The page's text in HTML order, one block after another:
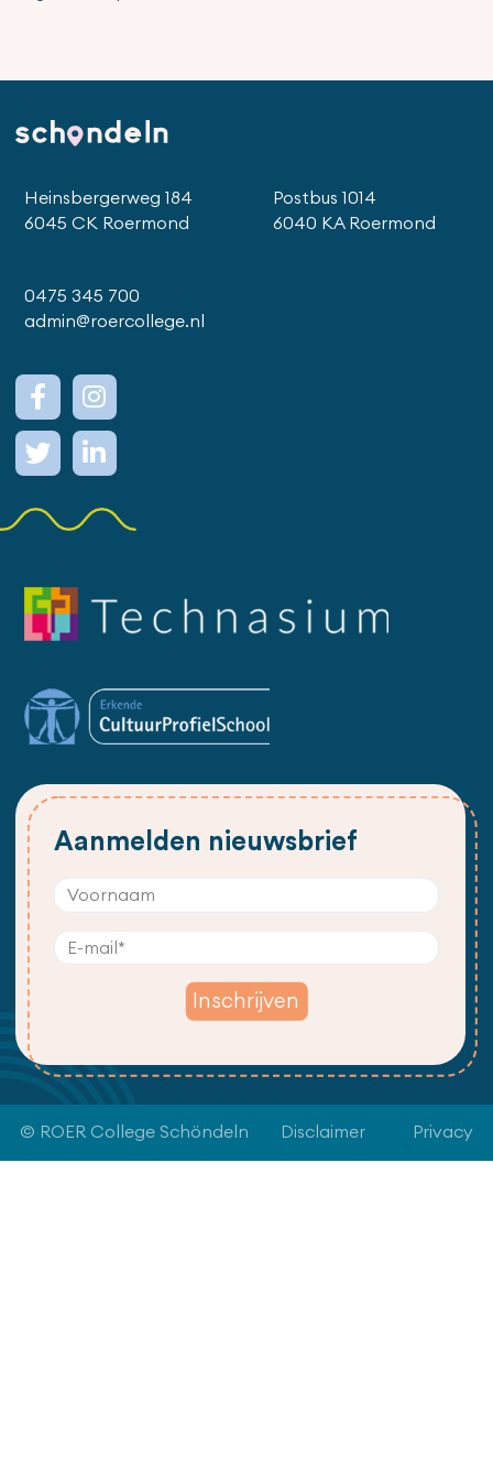
Heinsbergerweg 184
6045 CK Roermond
Postbus 1014
6040 KA Roermond
0475 345 700
admin@roercollege.nl
Aanmelden nieuwsbrief
© ROER College Schöndeln Disclaimer Privacy